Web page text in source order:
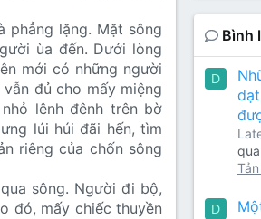
phẳng lặng. Mặt sông
ùa đến. Dưới lòng
mới có những người
đủ cho mấy miệng
lênh đênh trên bờ
lúi húi đãi hến, tìm
riêng của chốn sông
sông. Người đi bộ,
đó, mấy chiếc thuyền
Bình
D
qua
D